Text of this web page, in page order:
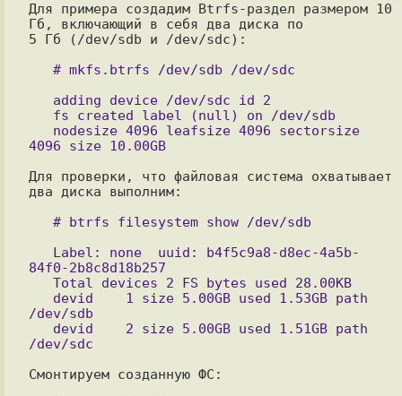
Для примера создадим Btrfs-раздел размером 10
Гб, включающий в себя два диска по
5 Гб (/dev/sdb и /dev/sdc):
4096 size 10.00GB
Для проверки, что файловая система охватывает
два диска выполним:
84f0-2b8c8d18b257
/dev/sdb
Смонтируем созданную ФС: